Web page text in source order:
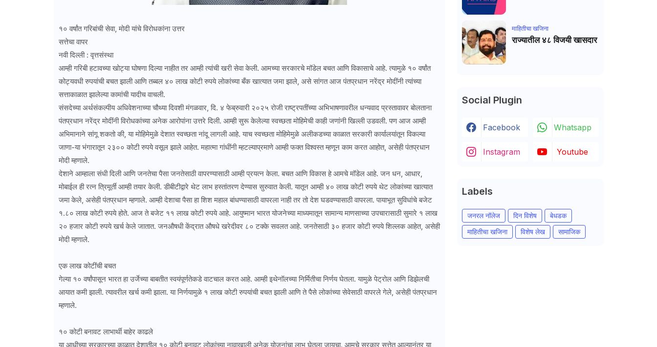
१० वर्षांत गरिबांची सेवा, मोदी यांचे विरोधकांना उत्तर
सत्तेचा वापर
नवी दिल्ली : वृत्तसंस्था
आम्ही गरिबी हटावच्या खोट्या घोषणा दिल्या नाहीत तर आम्ही त्यांची खरी सेवा केली. आमच्या सरकारचे मॉडेल बचत आणि विकासाचे आहे. त्यामुळे १० वर्षांत
कोट्यवधी रुपयांची बचत झाली आणि तब्बल ४० लाख कोटी रुपये लोकांच्या बँक खात्यात जमा झाले, असे सांगत आज पंतप्रधान नरेंद्र मोदींनी त्यांच्या
सत्ताकाळात झालेल्या कामांची यादीच वाचली.
संसदेच्या अर्थसंकल्पीय अधिवेशनाच्या चौथ्या दिवशी मंगळवार, दि. ४ फेब्रुवारी २०२५ रोजी राष्ट्रपतींच्या अभिभाषणावरील धन्यवाद प्रस्तावावर बोलताना
पंतप्रधान नरेंद्र मोदींनी विरोधकांच्या अनेक आरोपांना उत्तरे दिली. आम्ही सुरू केलेल्या स्वच्छता मोहिमेची काही जणांनी खिल्ली उडवली. पण आज आम्ही
अभिमानाने सांगू शकतो की, या मोहिमेमुळे देशात स्वच्छता नांदू लागली आहे. याच स्वच्छता मोहिमेमुळे अलीकडच्या काळात सरकारी कार्यालयांतून विकल्या
जाणा-या भंगारातून २३०० कोटी रुपये वसूल झाले आहेत. महात्मा गांधींनी म्हटल्याप्रमाणे आम्ही फक्त विश्वस्त म्हणून काम करत आहोत, असेही पंतप्रधान
मोदी म्हणाले.
देशाने आम्हाला संधी दिली आणि जनतेचा पैसा जनतेसाठी वापरण्यासाठी आम्ही प्रयत्न केला. बचत आणि विकास हे आमचे मॉडेल आहे. जन धन, आधार,
मोबाईल ही रत्न त्रिमूर्ती आम्ही तयार केली. डीबीटीद्वारे थेट लाभ हस्तांतरण देण्यास सुरुवात केली. यातून आम्ही ४० लाख कोटी रुपये थेट लोकांच्या खात्यात
जमा केले, असेही पंतप्रधान म्हणाले. आम्ही देशाचा पैसा हा शिश महाल बांधण्यासाठी वापरला नाही तर तो देश घडवण्यासाठी वापरला. पायाभूत सुविधांचे बजेट
१.८० लाख कोटी रुपये होते. आज ते बजेट ११ लाख कोटी रुपये आहे. आयुष्मान भारत योजनेच्या माध्यमातून सामान्य माणसाच्या उपचारासाठी सुमारे १ लाख
२० हजार कोटी रुपये खर्च केले जातात. जनऔषधी केंद्रात औषधे खरेदीवर ८० टक्के सवलत आहे. जनतेसाठी ३० हजार कोटी रुपये शिल्लक आहेत, असेही
मोदी म्हणाले.
एक लाख कोटींची बचत
गेल्या १० वर्षांपासून भारत हा उर्जेच्या बाबतीत स्वयंपूर्णतेकडे वाटचाल करत आहे. आम्ही इथेनॉलच्या निर्मितीचा निर्णय घेतला. यामुळे पेट्रोल आणि डिझेलची
आयात कमी झाली. त्यावरील खर्च कमी झाला. या निर्णयामुळे १ लाख कोटी रुपयांची बचत झाली आणि ते पैसे लोकांच्या सेवेसाठी वापरले गेले, असेही पंतप्रधान
म्हणाले.
१० कोटी बनावट लाभार्थी बाहेर काढले
या आधीच्या सरकारच्या काळात देशातील १० कोटी बनावट लोकांच्या नावाखाली अनेक योजनांचा लाभ घेतला जायचा. आमचे सरकार सत्तेत आल्यानंतर या
माहितीचा खजिना
राज्यातील ४८ विजयी खासदार
Social Plugin
Facebook Whatsapp
Instagram Youtube
Labels
जनरल नॉलेज दिन विशेष
बेधडक
माहितीचा खजिना
विशेष लेख सामाजिक